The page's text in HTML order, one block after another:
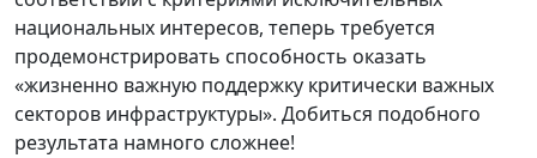
национальных интересов, теперь требуется
продемонстрировать способность оказать
«жизненно важную поддержку критически важных
секторов инфраструктуры». Добиться подобного
результата намного сложнее!